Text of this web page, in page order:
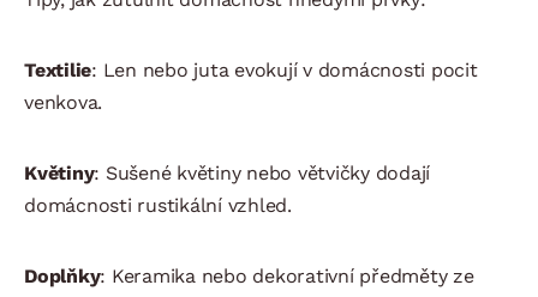
Textilie: Len nebo juta evokují v domácnosti pocit
venkova.
Květiny: Sušené květiny nebo větvičky dodají
domácnosti rustikální vzhled.
Doplňky: Keramika nebo dekorativní předměty ze